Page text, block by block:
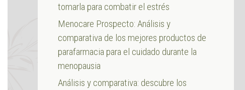
tomarla para combatir el estrés
Menocare Prospecto: Análisis y
comparativa de los mejores productos de
parafarmacia para el cuidado durante la
menopausia
Análisis y comparativa: descubre los